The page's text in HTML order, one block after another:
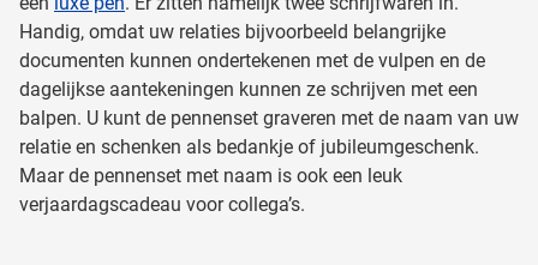
Handig, omdat uw relaties bijvoorbeeld belangrijke
documenten kunnen ondertekenen met de vulpen en de
dagelijkse aantekeningen kunnen ze schrijven met een
balpen. U kunt de pennenset graveren met de naam van uw
relatie en schenken als bedankje of jubileumgeschenk.
Maar de pennenset met naam is ook een leuk
verjaardagscadeau voor collega’s.